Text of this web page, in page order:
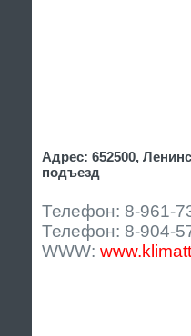
Адрес: 652500,
подъезд
Телефон: 8-961-
Телефон: 8-904-
WWW: